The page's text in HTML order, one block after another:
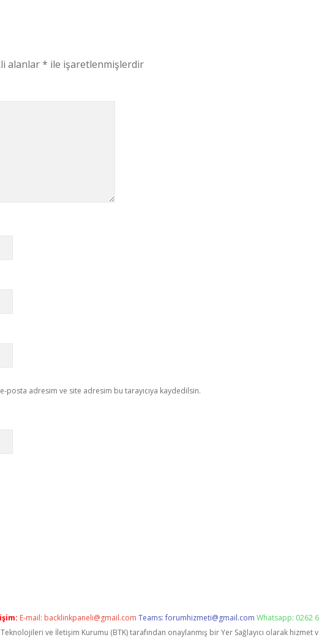
alanlar* ile işaretlenmişlerdir
posta adresim ve site adresim bu tarayıcıya kaydedilsin.
E-mail: backlinkpaneli@gmail.com Teams:forumhizmeti@gmail.com Whatsapp: 0262
Teknolojileri ve İletişim Kurumu (BTK) tarafından onaylanmış bir Yer Sağlayıcı olarak